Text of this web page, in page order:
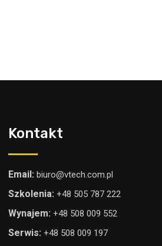
Kontakt
Email: biuro@vtech.com.pl
Szkolenia: +48 505 787 222
Wynajem: +48 508 009 552
Serwis: +48 508 009 197